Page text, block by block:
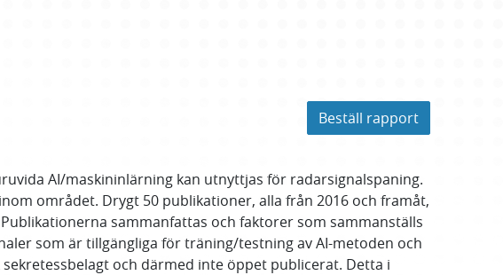
Beställ rapport
AI/maskininlärning kan utnyttjas för radarsignalspaning.
området. Drygt 50 publikationer, alla från 2016 och framåt,
sammanfattas och faktorer som sammanställs
som är tillgängliga för träning/testning av AI-metoden och
och därmed inte öppet publicerat. Detta i